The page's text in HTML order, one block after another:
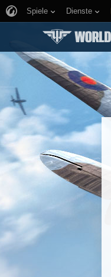
Spiele Dienste